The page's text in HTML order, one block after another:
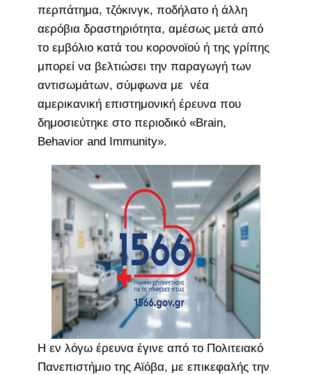
περπάτημα, τζόκινγκ, ποδήλατο ή άλλη
αερόβια δραστηριότητα, αμέσως μετά από
το εμβόλιο κατά του κορονοϊού ή της γρίπης
μπορεί να βελτιώσει την παραγωγή των
αντισωμάτων, σύμφωνα με νέα
αμερικανική επιστημονική έρευνα που
δημοσιεύτηκε στο περιοδικό «Brain,
Behavior and Immunity».
Η εν λόγω έρευνα έγινε από το Πολιτειακό
Πανεπιστήμιο της Αϊόβα, με επικεφαλής την